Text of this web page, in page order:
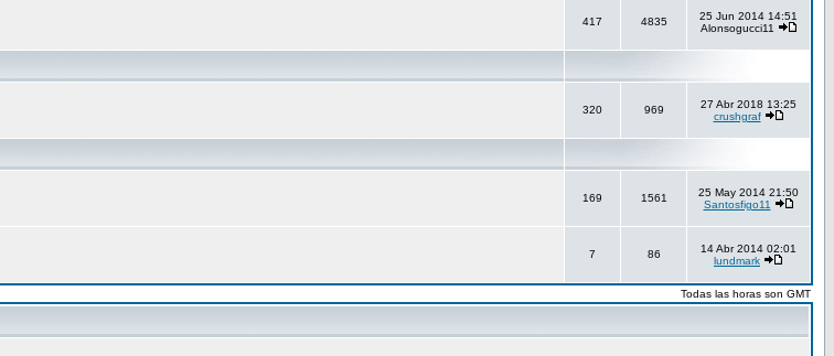
417 4835
25 Jun 2014 14:51
Alonsogucci11
320 969
27 Abr 2018 13:25
crushgraf
169 1561
25 May 2014 21:50
Santosfigo11
7 86
14 Abr 2014 02:01
lundmark
Todas las horas son GMT